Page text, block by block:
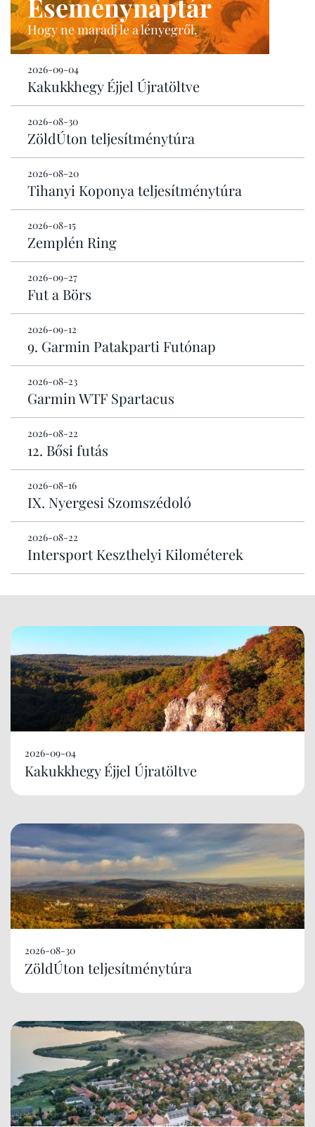
Eseménynaptár
Hogy ne maradj le a lényegről.
2026-09-04
Kakukkhegy Éjjel Újratöltve
2026-08-30
ZöldÚton teljesítménytúra
2026-08-20
Tihanyi Koponya teljesítménytúra
2026-08-15
Zemplén Ring
2026-09-27
Fut a Börs
2026-09-12
9. Garmin Patakparti Futónap
2026-08-23
Garmin WTF Spartacus
2026-08-22
12. Bősi futás
2026-08-16
IX. Nyergesi Szomszédoló
2026-08-22
Intersport Keszthelyi Kilométerek
2026-09-04
Kakukkhegy Éjjel Újratöltve
2026-08-30
ZöldÚton teljesítménytúra